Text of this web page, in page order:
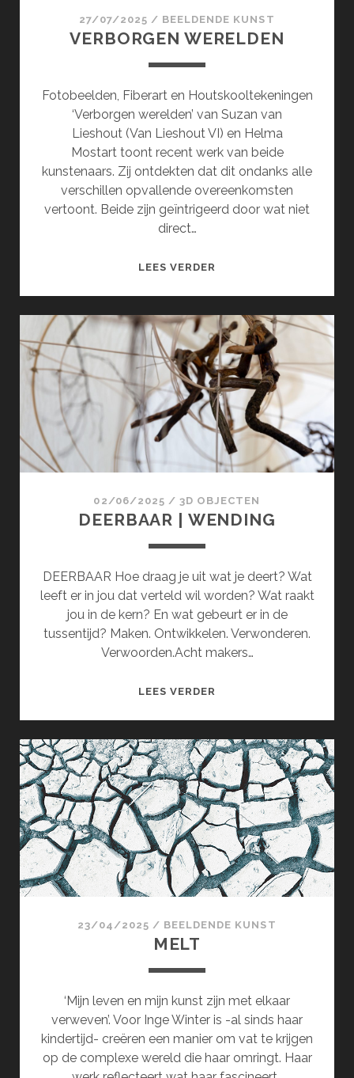
27/07/2025 / BEELDENDE KUNST
VERBORGEN WERELDEN
Fotobeelden, Fiberart en Houtskooltekeningen
‘Verborgen werelden’ van Suzan van
Lieshout (Van Lieshout VI) en Helma
Mostart toont recent werk van beide
kunstenaars. Zij ontdekten dat dit ondanks alle
verschillen opvallende overeenkomsten
vertoont. Beide zijn geïntrigeerd door wat niet
direct…
LEES VERDER
02/06/2025 /3D OBJECTEN
DEERBAAR | WENDING
DEERBAAR Hoe draag je uit wat je deert? Wat
leeft er in jou dat verteld wil worden? Wat raakt
jou in de kern? En wat gebeurt er in de
tussentijd? Maken. Ontwikkelen. Verwonderen.
Verwoorden.Acht makers…
LEES VERDER
23/04/2025 / BEELDENDE KUNST
MELT
‘Mijn leven en mijn kunst zijn met elkaar
verweven’. Voor Inge Winter is -al sinds haar
kindertijd- creëren een manier om vat te krijgen
op de complexe wereld die haar omringt. Haar